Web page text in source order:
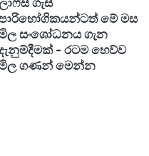
ගෝලීය ආර්ථික
සහන සැලසීම
මත මෙම
කළ බවය.
ගැස්
මේ මස
සංශෝධනය ගැන
- රටම හෙව්ව
ගණන් මෙන්න